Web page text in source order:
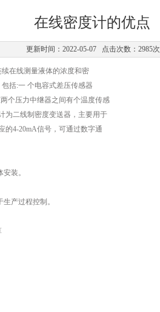
在线密度计的优点
更新时间：2022-05-07 点击次数：2985次
在线测量液体的浓度和密
括:一 个电容式差压传感器
个压力中继器之间有个温度传感
为二线制密度变送器，主要用于
的4-20mA信号，可通过数字通
装。
产过程控制。